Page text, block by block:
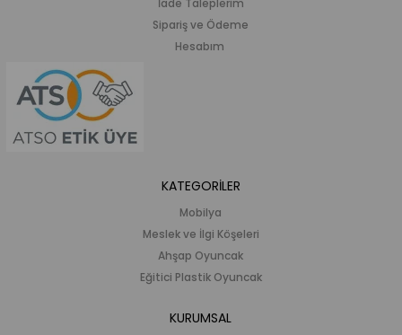
İade Taleplerim
Sipariş ve Ödeme
Hesabım
KATEGORİLER
Mobilya
Meslek ve İlgi Köşeleri
Ahşap Oyuncak
Eğitici Plastik Oyuncak
KURUMSAL